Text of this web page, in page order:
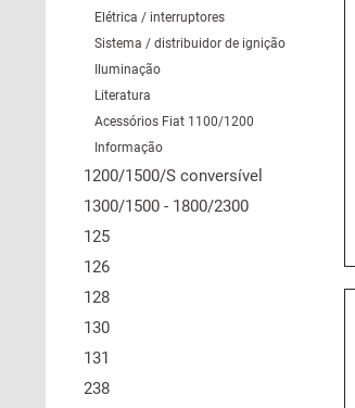
Elétrica / interruptores
Sistema / distribuidor de ignição
Iluminação
Literatura
Acessórios Fiat 1100/1200
Informação
1200/1500/S conversível
1300/1500 - 1800/2300
125
126
128
130
131
238